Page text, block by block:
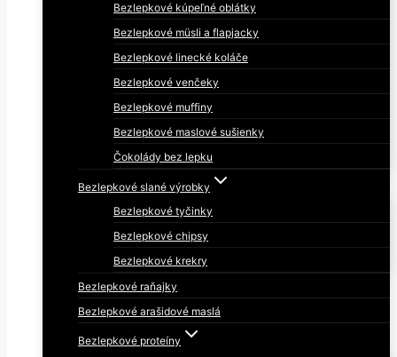
Bezlepkové kúpeľné oblátky
Bezlepkové müsli a flapjacky
Bezlepkové linecké koláče
Bezlepkové venčeky
Bezlepkové muffiny
Bezlepkové maslové sušienky
Čokolády bez lepku
Bezlepkové slané výrobky
Bezlepkové tyčinky
Bezlepkové chipsy
Bezlepkové krekry
Bezlepkové raňajky
Bezlepkové arašidové maslá
Bezlepkové proteíny